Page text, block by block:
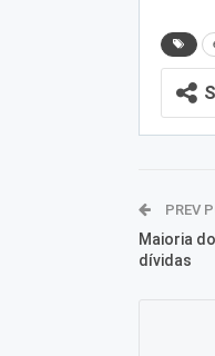
PREV
Maioria
dívidas